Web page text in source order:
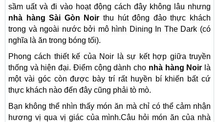
sầm uất và đi vào hoạt động cách đây không lâu nhưng
nhà hàng Sài Gòn Noir thu hút đông đảo thực khách
trong và ngoài nước bởi mô hình Dining In The Dark (có
nghĩa là ăn trong bóng tối).
Phong cách thiết kế của Noir là sự kết hợp giữa truyền
thống và hiện đại. Điểm cộng dành cho nhà hàng Noir là
một vài góc còn được bày trí rất huyền bí khiến bất cứ
thực khách nào đến đây cũng phải tò mò.
Bạn không thể nhìn thấy món ăn mà chỉ có thể cảm nhận
hương vị qua vị giác của mình.Câu hỏi món ăn của nhà